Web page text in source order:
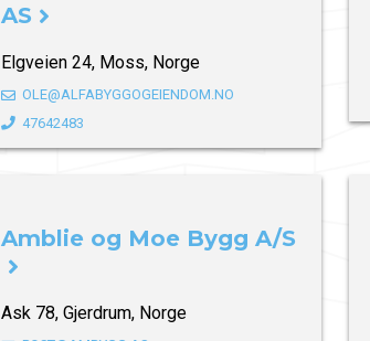
AS
Elgveien 24, Moss, Norge
OLE@ALFABYGGOGEIENDOM.NO
47642483
Amblie og Moe Bygg A/S
Ask 78, Gjerdrum, Norge